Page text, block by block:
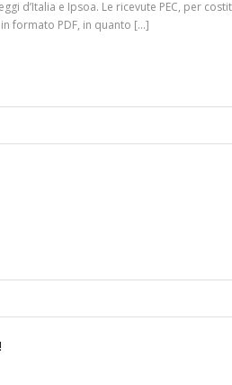
d’Italia e Ipsoa. Le ricevute PEC, per
formato PDF, in quanto […]